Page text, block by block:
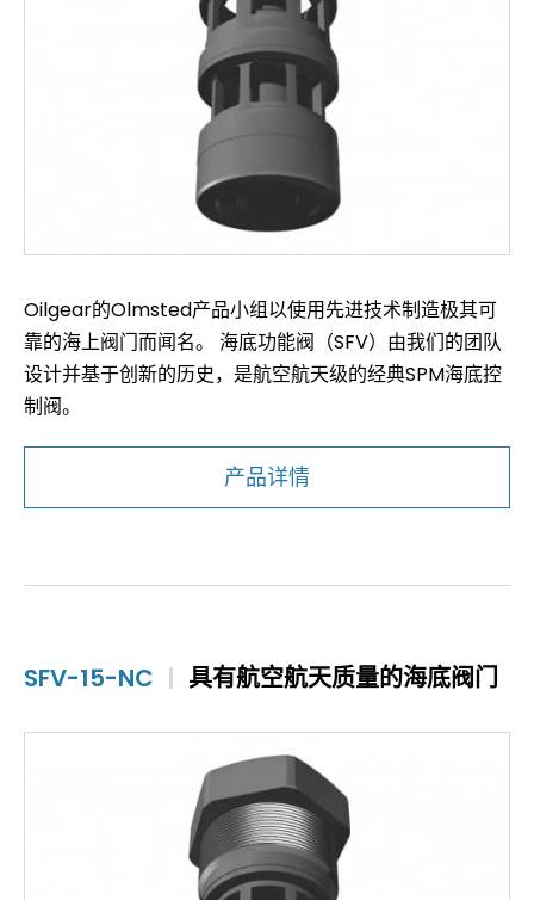
Oilgear的Olmsted产品小组以使用先进技术制造极其可
靠的海上阀门而闻名。 海底功能阀（SFV）由我们的团队
设计并基于创新的历史，是航空航天级的经典SPM海底控
制阀。
产品详情
SFV-15-NC | 具有航空航天质量的海底阀门